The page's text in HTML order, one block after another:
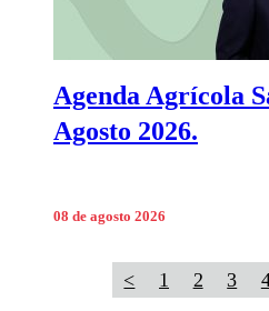
Agenda Agrícola
Agosto 2026.
08 de agosto 2026
< 1 2 3